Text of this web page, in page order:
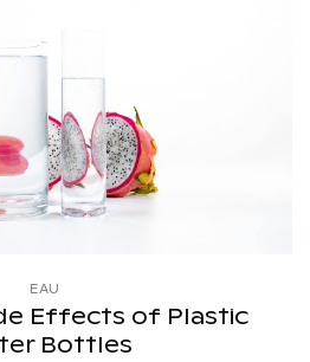
EAU
Effects of Plastic
Bottles